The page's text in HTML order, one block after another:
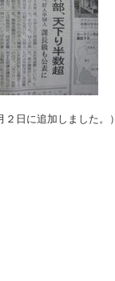
２日に追加しました。）